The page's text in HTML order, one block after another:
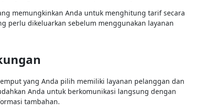
memungkinkan Anda untuk menghitung tarif secara
perlu dikeluarkan sebelum menggunakan layanan
yang Anda pilih memiliki layanan pelanggan dan
Anda untuk berkomunikasi langsung dengan
tambahan.